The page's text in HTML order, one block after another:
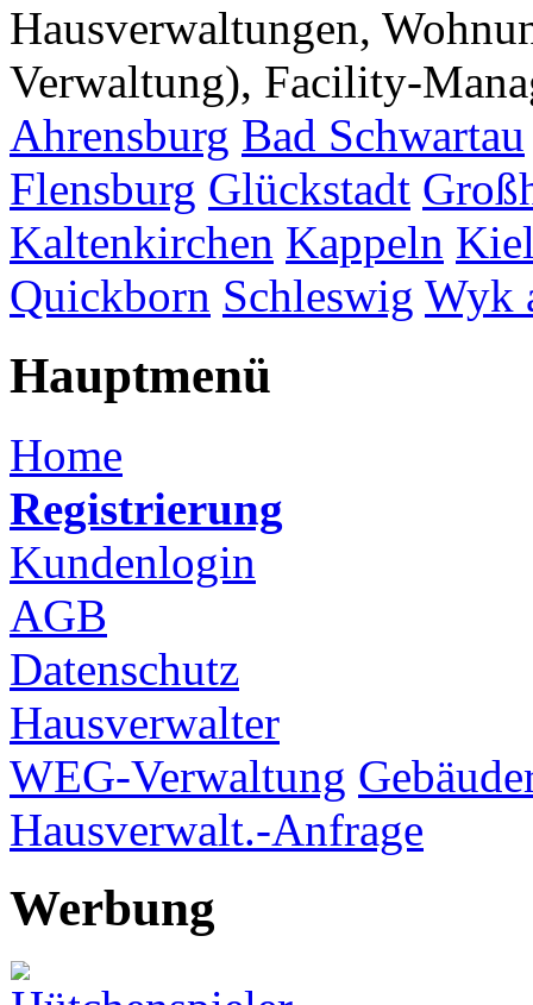
Hausverwaltungen,
Verwaltung), Facility-
Ahrensburg Bad Schwartau
Flensburg Glückstadt
Kaltenkirchen Kappeln
Quickborn Schleswig Wyk
Hauptmenü
Home
Registrierung
Kundenlogin
AGB
Datenschutz
Hausverwalter
WEG-Verwaltung
Hausverwalt.-Anfrage
Werbung